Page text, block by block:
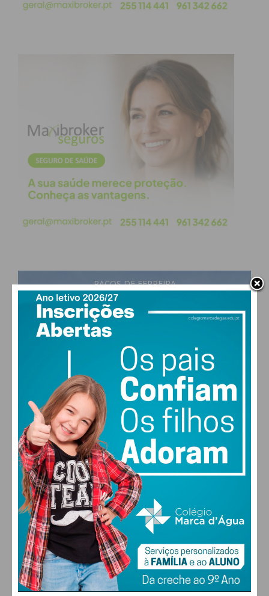
PAÇOS DE FERREIRA
29°
scattered clouds
44% humidade
MAX 29 • MIN 28
29°
SEX
27
SÁB
28°
DOM
29°
SEG
ALTERAR
FARMACIAS DE SERVIÇO EM PAÇOS DE
FERREIRA